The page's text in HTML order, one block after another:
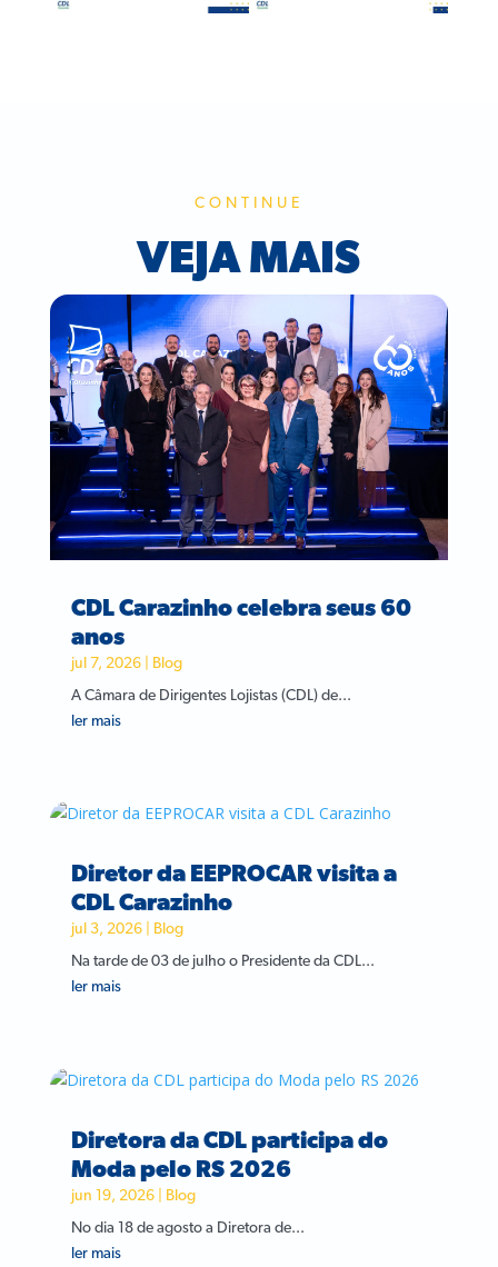
CONTINUE
VEJA MAIS
CDL Carazinho celebra seus 60
anos
jul 7, 2026| Blog
A Câmara de Dirigentes Lojistas (CDL) de...
ler mais
Diretor da EEPROCAR visita a
CDL Carazinho
jul 3, 2026| Blog
Na tarde de 03 de julho o Presidente da CDL...
ler mais
Diretora da CDL participa do
Moda pelo RS 2026
jun 19, 2026| Blog
No dia 18 de agosto a Diretora de...
ler mais